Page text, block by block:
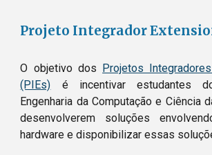
Projeto Integrador
O objetivo dos Projetos
(PIEs) é incentivar estudantes
Engenharia da Computação e Ciência
desenvolverem soluções
hardware e disponibilizar essas